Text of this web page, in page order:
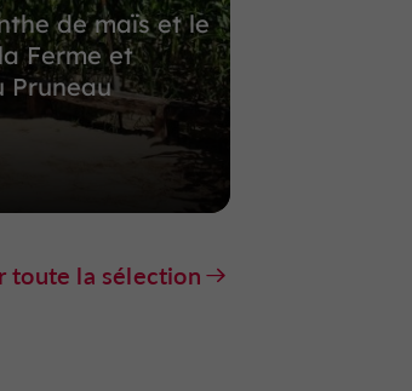
de maïs et le
Ferme et
Pruneau
toute la sélection